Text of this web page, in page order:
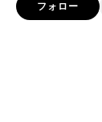
フォロー